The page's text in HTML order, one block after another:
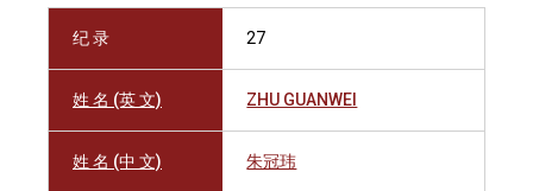
纪 录 27
姓 名 (英 文) ZHU GUANWEI
姓 名 (中 文) 朱冠玮